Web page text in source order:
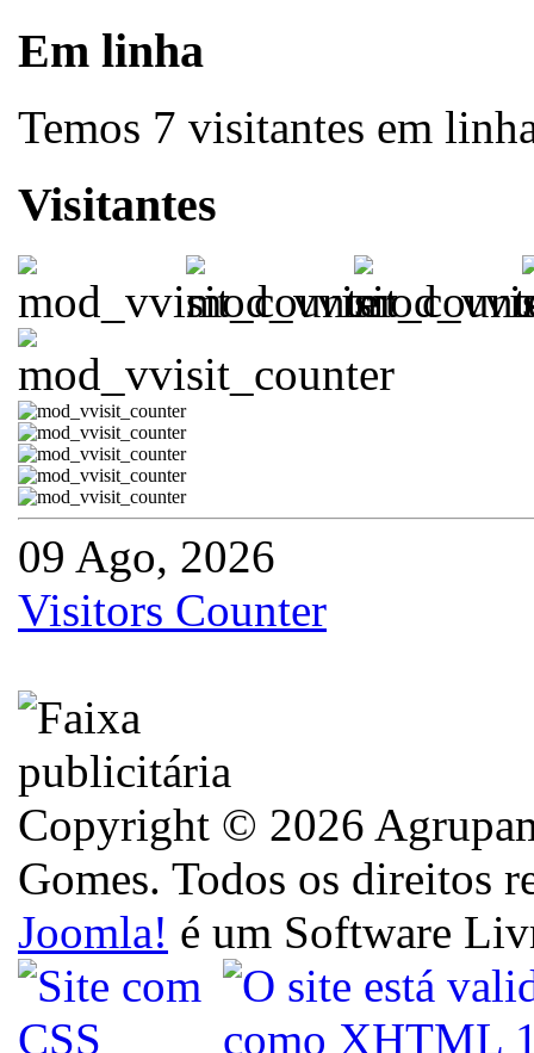
Em linha
Temos 7 visitantes em
Visitantes
09 Ago, 2026
Visitors Counter
Copyright © 2026
Gomes. Todos os direitos
Joomla! é um Software